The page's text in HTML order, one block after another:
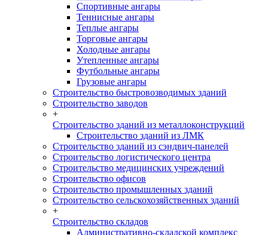
Спортивные ангары
Теннисные ангары
Теплые ангары
Торговые ангары
Холодные ангары
Утепленные ангары
Футбольные ангары
Грузовые ангары
Строительство быстровозводимых зданий
Строительство заводов
+
Строительство зданий из металлоконструкций
Строительство зданий из ЛМК
Строительство зданий из сэндвич-панелей
Строительство логистического центра
Строительство медицинских учреждений
Строительство офисов
Строительство промышленных зданий
Строительство сельскохозяйственных зданий
+
Строительство складов
Административно-складской комплекс